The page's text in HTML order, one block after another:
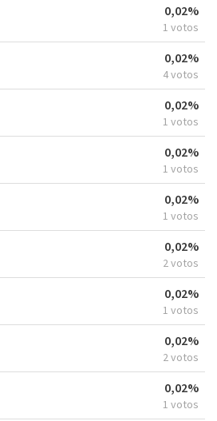
0,02%
1 votos
0,02%
4 votos
0,02%
1 votos
0,02%
1 votos
0,02%
1 votos
0,02%
2 votos
0,02%
1 votos
0,02%
2 votos
0,02%
1 votos